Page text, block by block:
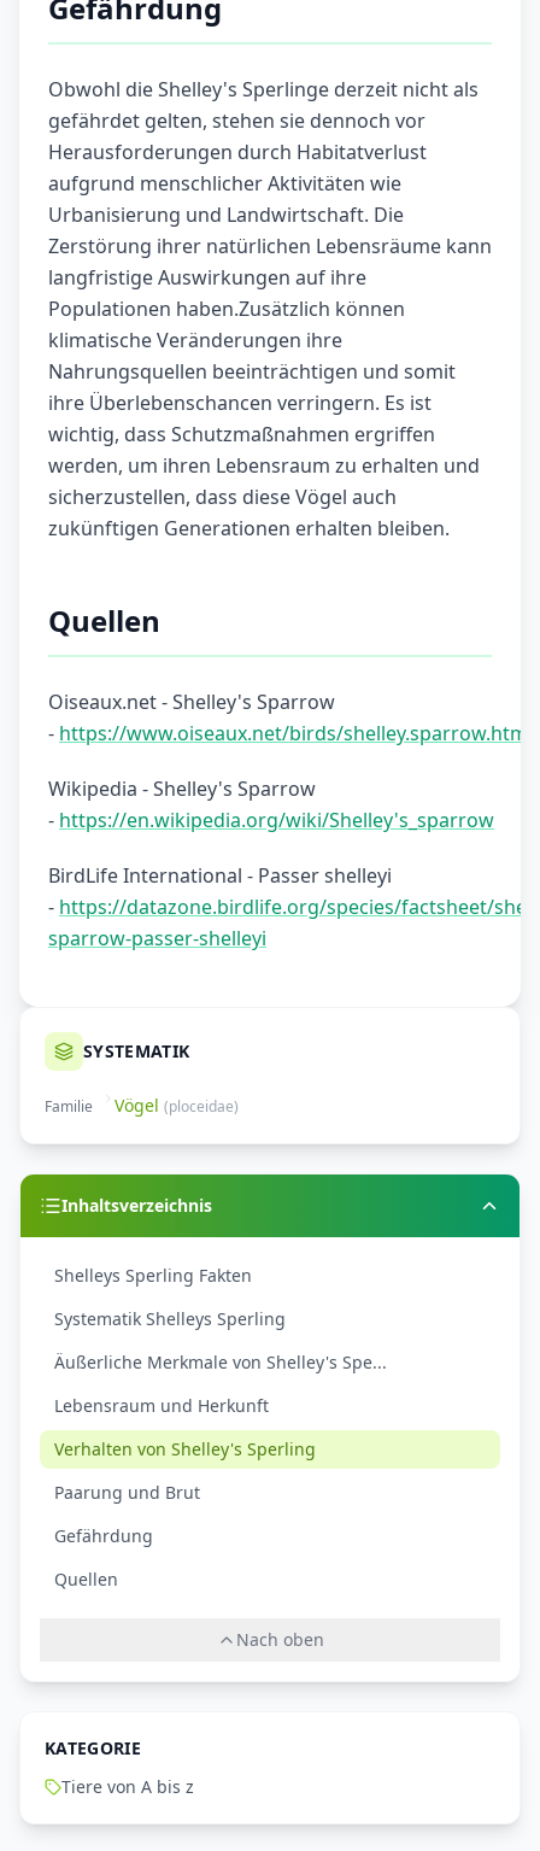
Gefährdung
Obwohl die Shelley's Sperlinge derzeit nicht als
gefährdet gelten, stehen sie dennoch vor
Herausforderungen durch Habitatverlust
aufgrund menschlicher Aktivitäten wie
Urbanisierung und Landwirtschaft. Die
Zerstörung ihrer natürlichen Lebensräume kann
langfristige Auswirkungen auf ihre
Populationen haben.Zusätzlich können
klimatische Veränderungen ihre
Nahrungsquellen beeinträchtigen und somit
ihre Überlebenschancen verringern. Es ist
wichtig, dass Schutzmaßnahmen ergriffen
werden, um ihren Lebensraum zu erhalten und
sicherzustellen, dass diese Vögel auch
zukünftigen Generationen erhalten bleiben.
Quellen
Oiseaux.net - Shelley's Sparrow
- https://www.oiseaux.net/birds/shelley.sparrow.html
Wikipedia - Shelley's Sparrow
- https://en.wikipedia.org/wiki/Shelley's_sparrow
BirdLife International - Passer shelleyi
- https://datazone.birdlife.org/species/factsheet/
sparrow-passer-shelleyi
SYSTEMATIK
Familie Vögel (ploceidae)
Inhaltsverzeichnis
Shelleys Sperling Fakten
Systematik Shelleys Sperling
Äußerliche Merkmale von Shelley's Spe...
Lebensraum und Herkunft
Verhalten von Shelley's Sperling
Paarung und Brut
Gefährdung
Quellen
Nach oben
KATEGORIE
Tiere von A bis z